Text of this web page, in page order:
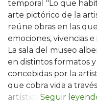
temporal "Lo que
arte pictórico de la
reúne obras en las
emociones, vivencias e
La sala del museo
en distintos formatos
concebidas por la
que cobra vida a
artística.